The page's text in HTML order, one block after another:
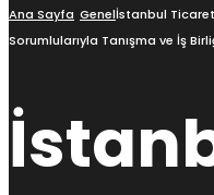
Ana Sayfa Genelİstanbul Ticaret
Sorumlularıyla Tanışma ve İş